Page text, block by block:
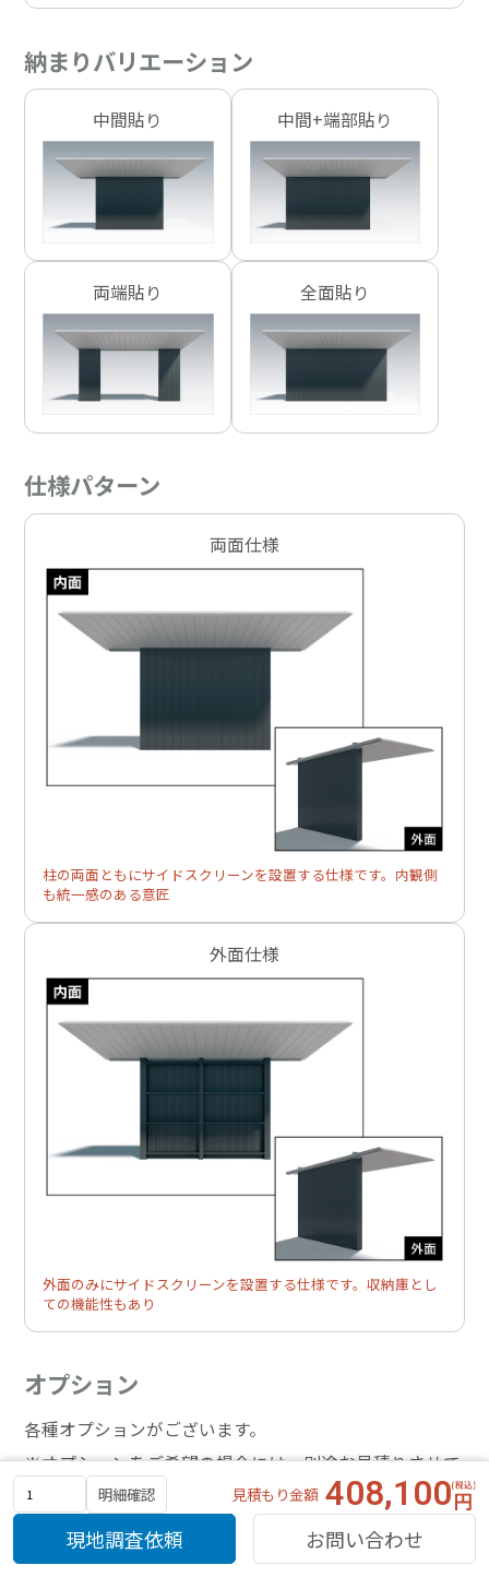
明細確認 見積もり金額 408,100
現地調査依頼 お問い合わせ
納まりバリエーション
中間貼り 中間+端部貼り
両端貼り 全面貼り
仕様パターン
両面仕様
柱の両面ともにサイドスクリーンを設置する仕様です。内観側
も統一感のある意匠
外面仕様
外面のみにサイドスクリーンを設置する仕様です。収納庫とし
ての機能性もあり
オプション
各種オプションがございます。
※オプションをご希望の場合には、別途お見積りさせて
いただきます。